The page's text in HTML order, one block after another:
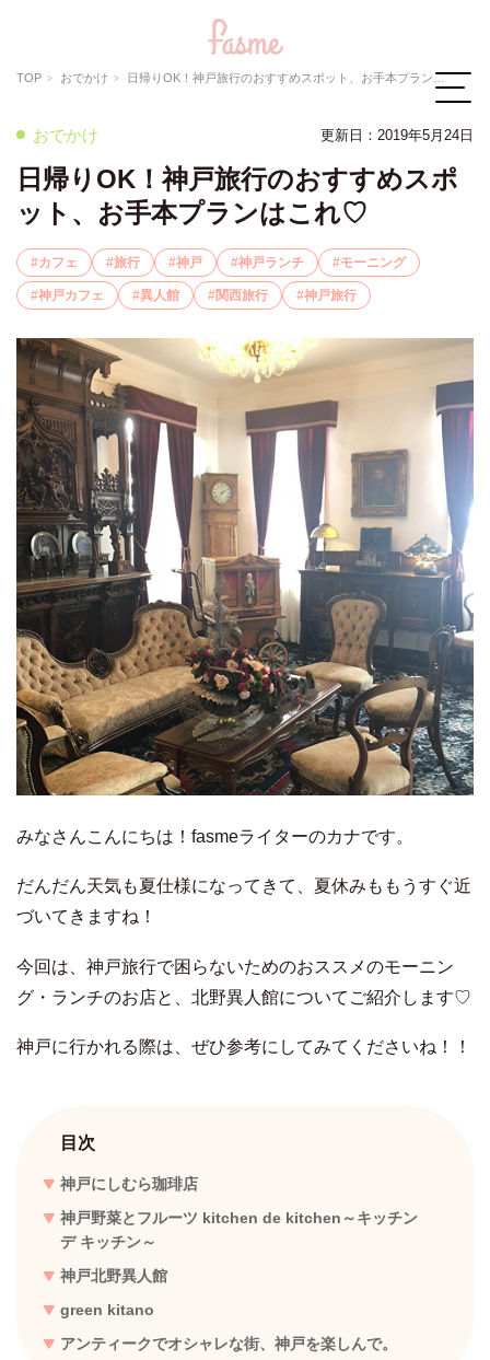
TOP おでかけ 日帰りOK！神戸旅行のおすすめスポット、お手本プランはこれ♡
おでかけ 更新日： 2019年5月24日
日帰りOK！神戸旅行のおすすめスポ
ット、お手本プランはこれ♡
カフェ 旅行 神戸 神戸ランチ モーニング
神戸カフェ 異人館 関西旅行 神戸旅行
みなさんこんにちは！fasmeライターのカナです。
だんだん天気も夏仕様になってきて、夏休みももうすぐ近
づいてきますね！
今回は、神戸旅行で困らないためのおススメのモーニン
グ・ランチのお店と、北野異人館についてご紹介します♡
神戸に行かれる際は、ぜひ参考にしてみてくださいね！！
目次
神戸にしむら珈琲店
神戸野菜とフルーツ kitchen de kitchen～キッチン
デ キッチン～
神戸北野異人館
green kitano
アンティークでオシャレな街、神戸を楽しんで。